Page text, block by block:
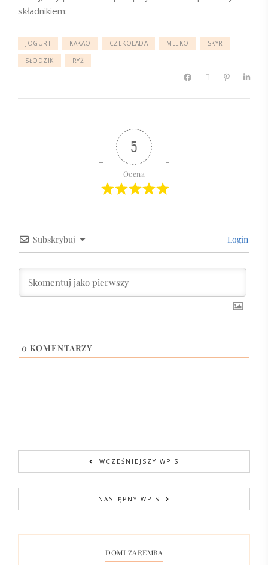
składnikiem:
JOGURT KAKAO CZEKOLADA MLEKO SKYR
SŁODZIK RYŻ
5
Ocena
Subskrybuj Login
0 KOMENTARZY
WCZEŚNIEJSZY WPIS
NASTĘPNY WPIS
DOMI ZAREMBA